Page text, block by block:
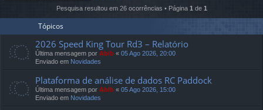
os
a
Pesquisa resultou em 26 ocorrências • Página 1 de 1
Tópicos
2026 Speed ​​King Tour Rd3 – Relatório
Última mensagem por Abib « 05 Ago 2026, 20:00
Enviado em Novidades
Plataforma de análise de dados RC Paddock
Última mensagem por Abib « 05 Ago 2026, 15:00
Enviado em Novidades